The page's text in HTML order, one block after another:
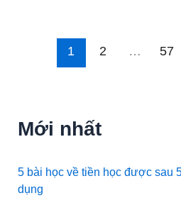
1 2 … 57
Mới nhất
5 bài học về tiền học được sau
dụng